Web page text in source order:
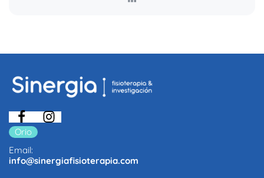
Orio
Email:
info@sinergiafisioterapia.com